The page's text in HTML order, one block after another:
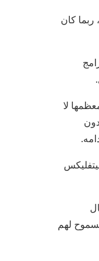
ربما كان
لا
لهم